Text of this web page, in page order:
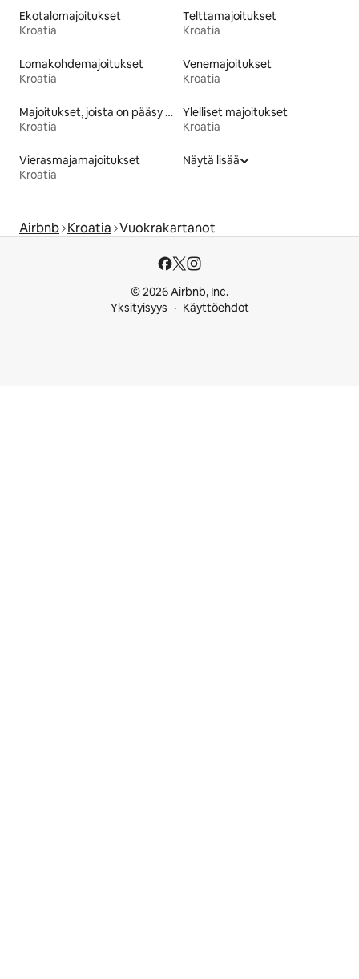
Ekotalomajoitukset
Kroatia
Telttamajoitukset
Kroatia
Lomakohdemajoitukset
Kroatia
Venemajoitukset
Kroatia
Majoitukset, joista on pääsy rannalle
Kroatia
Ylelliset majoitukset
Kroatia
Vierasmajamajoitukset
Kroatia
Näytä lisää
Airbnb Kroatia Vuokrakartanot
© 2026 Airbnb, Inc.
Yksityisyys
Käyttöehdot